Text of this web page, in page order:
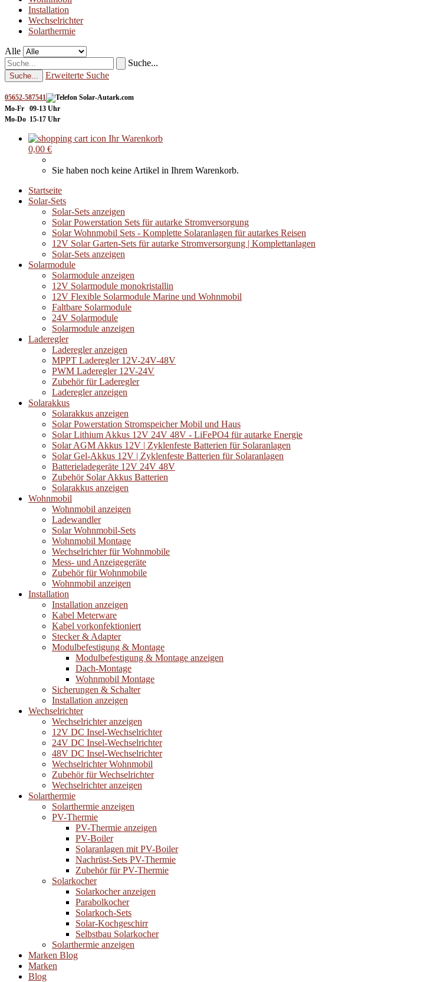
Installation
Wechselrichter
Solarthermie
Alle
Suche...
Suche... Erweiterte Suche
05652-587541
Mo-Fr 09-13 Uhr
Mo-Do 15-17 Uhr
Ihr Warenkorb
0,00 €
Sie haben noch keine Artikel in Ihrem Warenkorb.
Startseite
Solar-Sets
Solar-Sets anzeigen
Solar Powerstation Sets für autarke Stromversorgung
Solar Wohnmobil Sets - Komplette Solaranlagen für autarkes Reisen
12V Solar Garten-Sets für autarke Stromversorgung | Komplettanlagen
Solar-Sets anzeigen
Solarmodule
Solarmodule anzeigen
12V Solarmodule monokristallin
12V Flexible Solarmodule Marine und Wohnmobil
Faltbare Solarmodule
24V Solarmodule
Solarmodule anzeigen
Laderegler
Laderegler anzeigen
MPPT Laderegler 12V-24V-48V
PWM Laderegler 12V-24V
Zubehör für Laderegler
Laderegler anzeigen
Solarakkus
Solarakkus anzeigen
Solar Powerstation Stromspeicher Mobil und Haus
Solar Lithium Akkus 12V 24V 48V - LiFePO4 für autarke Energie
Solar AGM Akkus 12V | Zyklenfeste Batterien für Solaranlagen
Solar Gel-Akkus 12V | Zyklenfeste Batterien für Solaranlagen
Batterieladegeräte 12V 24V 48V
Zubehör Solar Akkus Batterien
Solarakkus anzeigen
Wohnmobil
Wohnmobil anzeigen
Ladewandler
Solar Wohnmobil-Sets
Wohnmobil Montage
Wechselrichter für Wohnmobile
Mess- und Anzeigegeräte
Zubehör für Wohnmobile
Wohnmobil anzeigen
Installation
Installation anzeigen
Kabel Meterware
Kabel vorkonfektioniert
Stecker & Adapter
Modulbefestigung & Montage
Modulbefestigung & Montage anzeigen
Dach-Montage
Wohnmobil Montage
Sicherungen & Schalter
Installation anzeigen
Wechselrichter
Wechselrichter anzeigen
12V DC Insel-Wechselrichter
24V DC Insel-Wechselrichter
48V DC Insel-Wechselrichter
Wechselrichter Wohnmobil
Zubehör für Wechselrichter
Wechselrichter anzeigen
Solarthermie
Solarthermie anzeigen
PV-Thermie
PV-Thermie anzeigen
PV-Boiler
Solaranlagen mit PV-Boiler
Nachrüst-Sets PV-Thermie
Zubehör für PV-Thermie
Solarkocher
Solarkocher anzeigen
Parabolkocher
Solarkoch-Sets
Solar-Kochgeschirr
Selbstbau Solarkocher
Solarthermie anzeigen
Marken Blog
Marken
Blog